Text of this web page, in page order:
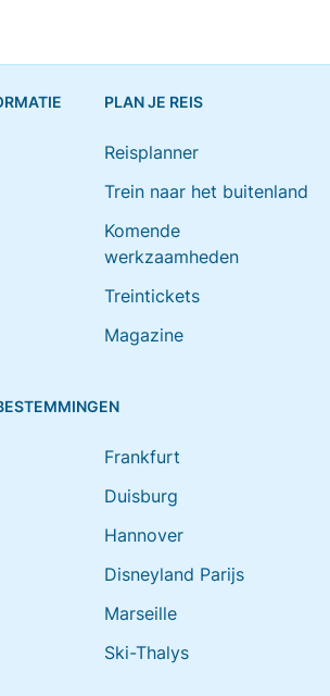
PLAN JE REIS
Reisplanner
Trein naar het buitenland
Komende
werkzaamheden
Treintickets
Magazine
Frankfurt
Duisburg
Hannover
Disneyland Parijs
Marseille
Ski-Thalys